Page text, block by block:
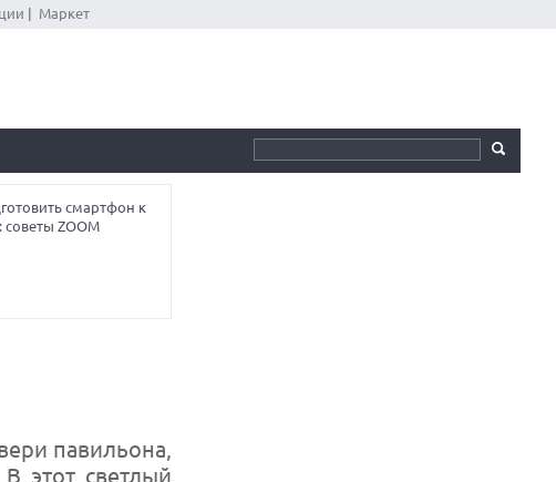
Маркет
смартфон к
советы ZOOM
павильона,
этот светлый